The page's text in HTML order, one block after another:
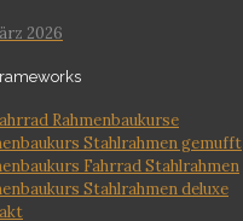
2026
Rahmenbaukurse
Stahlrahmen gemufft
Fahrrad Stahlrahmen
Stahlrahmen deluxe